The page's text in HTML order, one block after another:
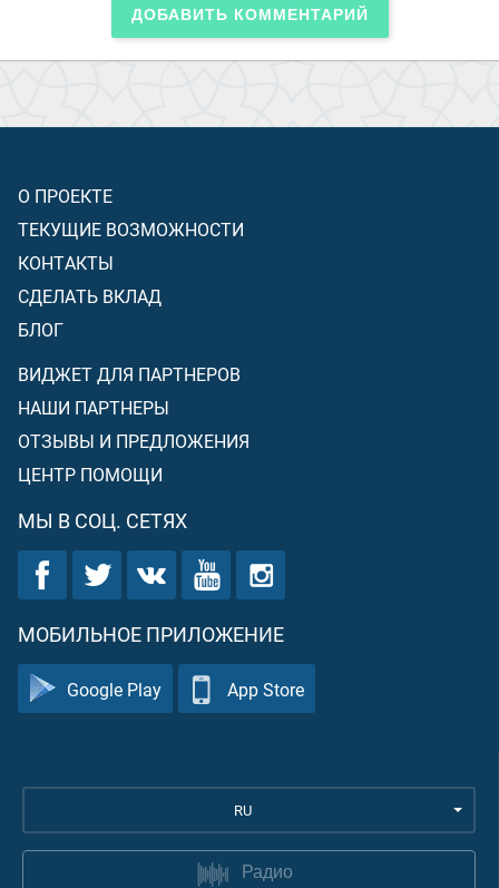
ДОБАВИТЬ КОММЕНТАРИЙ
О ПРОЕКТЕ
ТЕКУЩИЕ ВОЗМОЖНОСТИ
КОНТАКТЫ
СДЕЛАТЬ ВКЛАД
БЛОГ
ВИДЖЕТ ДЛЯ ПАРТНЕРОВ
НАШИ ПАРТНЕРЫ
ОТЗЫВЫ И ПРЕДЛОЖЕНИЯ
ЦЕНТР ПОМОЩИ
МЫ В СОЦ. СЕТЯХ
МОБИЛЬНОЕ ПРИЛОЖЕНИЕ
Google Play App Store
RU
Радио